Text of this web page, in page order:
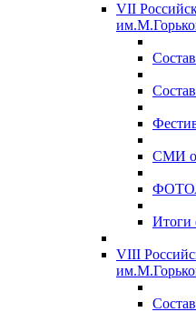
VII
СМИ о
Итоги
VIII